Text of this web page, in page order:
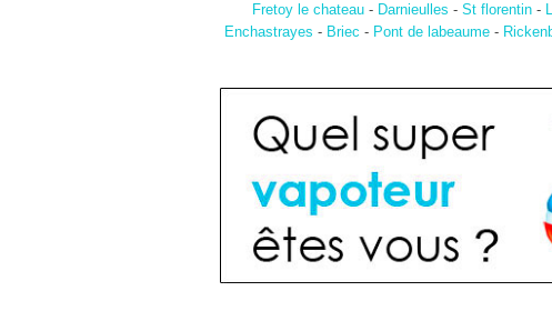
Fretoy le chateau - Darnieulles - St florentin -
Enchastrayes - Briec - Pont de labeaume-